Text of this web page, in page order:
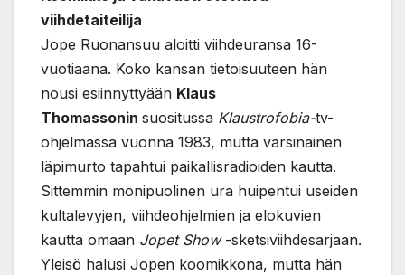
viihdetaiteilija
Jope Ruonansuu aloitti viihdeuransa 16-
vuotiaana. Koko kansan tietoisuuteen hän
nousi esiinnyttyään Klaus
Thomassonin suositussa Klaustrofobia-tv-
ohjelmassa vuonna 1983, mutta varsinainen
läpimurto tapahtui paikallisradioiden kautta.
Sittemmin monipuolinen ura huipentui useiden
kultalevyjen, viihdeohjelmien ja elokuvien
kautta omaan Jopet Show-sketsiviihdesarjaan.
Yleisö halusi Jopen koomikkona, mutta hän